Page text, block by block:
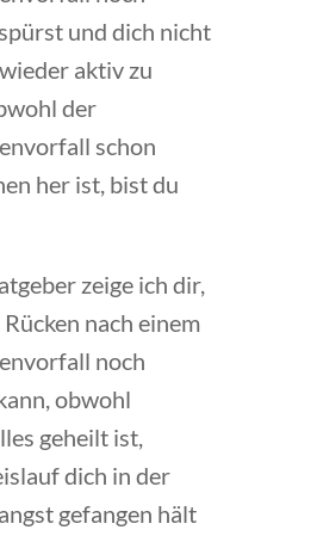
und dich nicht
aktiv zu
der
schon
her ist, bist du
zeige ich dir,
nach einem
noch
obwohl
geheilt ist,
dich in der
gefangen hält